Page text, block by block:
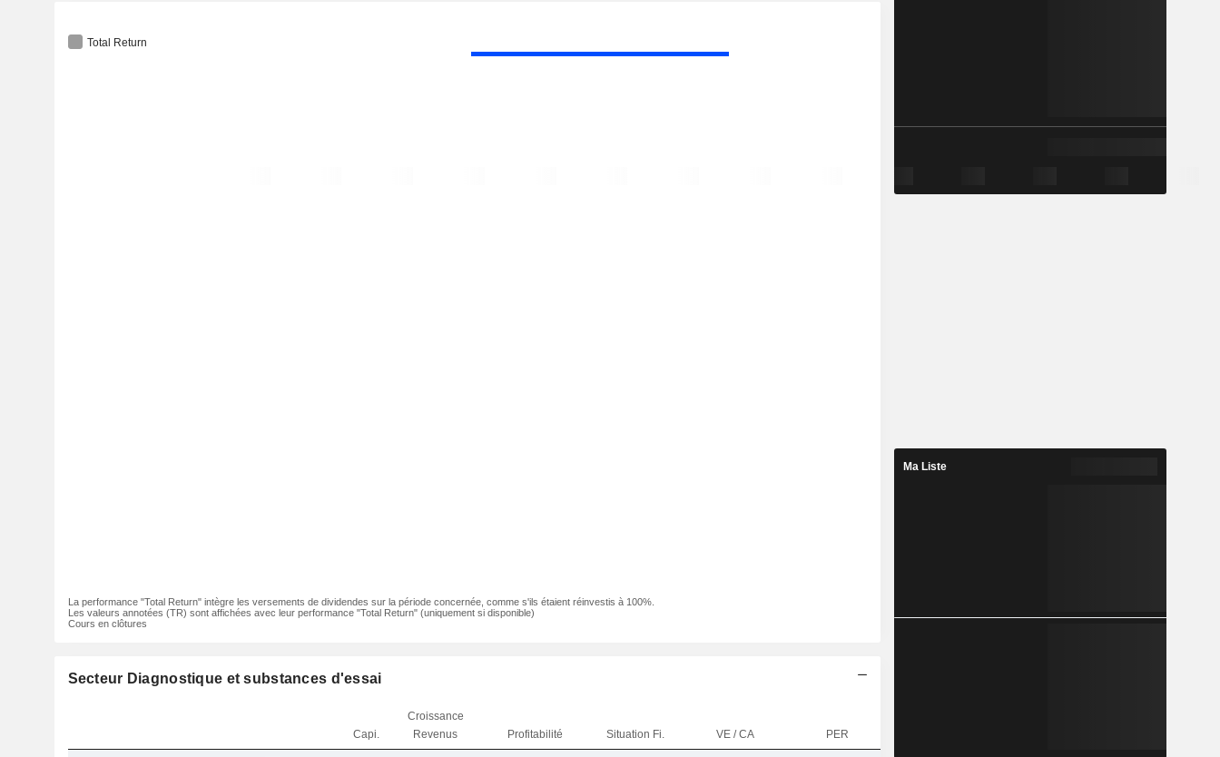
Total Return
La performance "Total Return" intègre les versements de dividendes sur la période concernée, comme s'ils étaient réinvestis à 100%.
Les valeurs annotées (TR) sont affichées avec leur performance "Total Return" (uniquement si disponible)
Cours en clôtures
Secteur Diagnostique et substances d'essai
Capi.
Croissance
Revenus
Profitabilité Situation Fi. VE / CA PER
Ma Liste